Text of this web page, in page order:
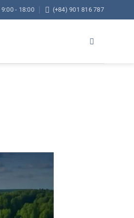
- 18:00 (+84) 901 816 787